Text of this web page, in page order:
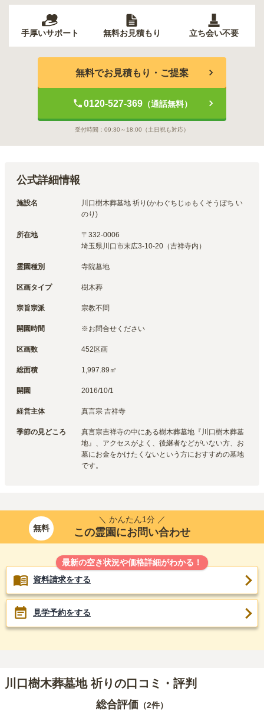
手厚いサポート 無料お見積もり 立ち会い不要
無料でお見積もり・ご提案
0120-527-369（通話無料）
受付時間： 09:30～18:00 （土日祝も対応）
公式詳細情報
施設名
川口樹木葬墓地 祈り(かわぐちじゅもくそうぼち い
のり)
所在地 〒 332-0006
埼玉県川口市末広3-10-20（吉祥寺内）
霊園種別 寺院墓地
区画タイプ 樹木葬
宗旨宗派 宗教不問
開園時間 ※お問合せください
区画数 452区画
総面積 1,997.89㎡
開園 2016/10/1
経営主体 真言宗 吉祥寺
季節の見どころ
真言宗吉祥寺の中にある樹木葬墓地『川口樹木葬墓
地』、アクセスがよく、後継者などがいない方、お
墓にお金をかけたくないという方におすすめの墓地
です。
無料
＼ かんたん1分 ／
この霊園にお問い合わせ
最新の空き状況や価格詳細がわかる！
資料請求をする
見学予約をする
川口樹木葬墓地 祈りの口コミ・評判
総合評価 （2件）